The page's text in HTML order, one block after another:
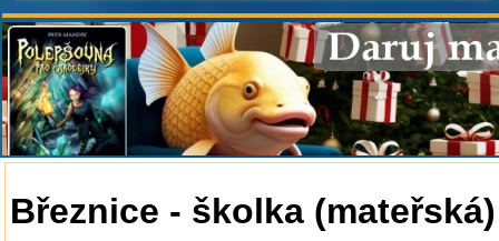
Březnice - školka (mateřská)